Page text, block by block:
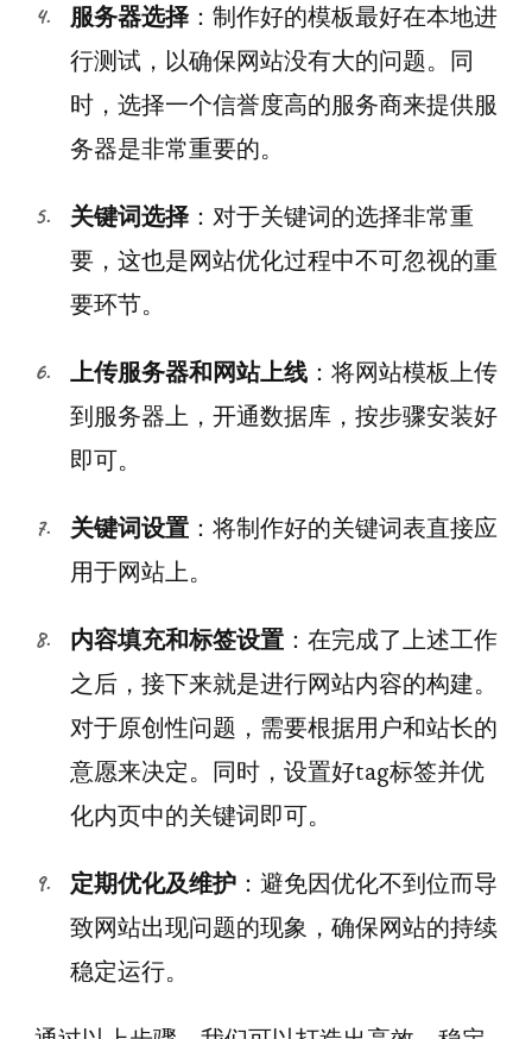
服务器选择 ：制作好的模板最好在本地进
行测试，以确保网站没有大的问题。同
时，选择一个信誉度高的服务商来提供服
务器是非常重要的。
关键词选择 ：对于关键词的选择非常重
要，这也是网站优化过程中不可忽视的重
要环节。
上传服务器和网站上线 ：将网站模板上传
到服务器上，开通数据库，按步骤安装好
即可。
关键词设置 ：将制作好的关键词表直接应
用于网站上。
内容填充和标签设置 ：在完成了上述工作
之后，接下来就是进行网站内容的构建。
对于原创性问题，需要根据用户和站长的
意愿来决定。同时，设置好tag标签并优
化内页中的关键词即可。
定期优化及维护 ：避免因优化不到位而导
致网站出现问题的现象，确保网站的持续
稳定运行。